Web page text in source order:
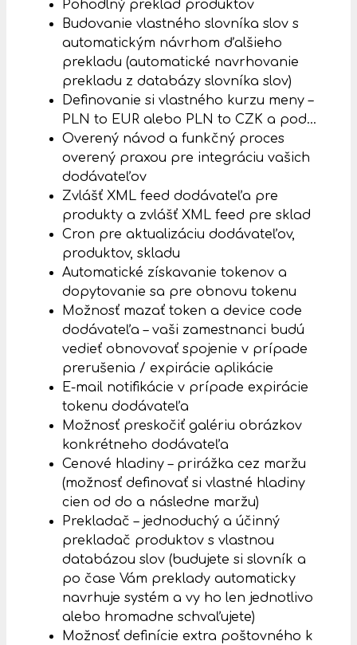
Pohodlný preklad produktov
Budovanie vlastného slovníka slov s
automatickým návrhom ďalšieho
prekladu (automatické navrhovanie
prekladu z databázy slovníka slov)
Definovanie si vlastného kurzu meny –
PLN to EUR alebo PLN to CZK a pod…
Overený návod a funkčný proces
overený praxou pre integráciu vašich
dodávateľov
Zvlášť XML feed dodávateľa pre
produkty a zvlášť XML feed pre sklad
Cron pre aktualizáciu dodávateľov,
produktov, skladu
Automatické získavanie tokenov a
dopytovanie sa pre obnovu tokenu
Možnosť mazať token a device code
dodávateľa – vaši zamestnanci budú
vedieť obnovovať spojenie v prípade
prerušenia / expirácie aplikácie
E-mail notifikácie v prípade expirácie
tokenu dodávateľa
Možnosť preskočiť galériu obrázkov
konkrétneho dodávateľa
Cenové hladiny – prirážka cez maržu
(možnosť definovať si vlastné hladiny
cien od do a následne maržu)
Prekladač – jednoduchý a účinný
prekladač produktov s vlastnou
databázou slov (budujete si slovník a
po čase Vám preklady automaticky
navrhuje systém a vy ho len jednotlivo
alebo hromadne schvaľujete)
Možnosť definície extra poštovného k